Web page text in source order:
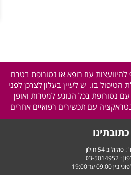
עם רופא או נטורופת בטרם
בו. יש לעיין בעלון לצרכן לפני
נטורופת בכל הנוגע למטרות ואופן
עם תכשירים רפואיים אחרים
כתובתינו
סוקולוב 54 חולון
:
03-5014952
09:00 עד 19:00